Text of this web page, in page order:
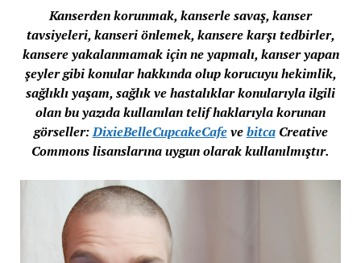
Kanserden korunmak, kanserle savaş, kanser
tavsiyeleri, kanseri önlemek, kansere karşı tedbirler,
kansere yakalanmamak için ne yapmalı, kanser yapan
şeyler gibi konular hakkında olup korucuyu hekimlik,
sağlıklı yaşam, sağlık ve hastalıklar konularıyla ilgili
olan bu yazıda kullanılan telif haklarıyla korunan
görseller:DixieBelleCupcakeCafevebitcaCreative
Commons lisanslarına uygun olarak kullanılmıştır.